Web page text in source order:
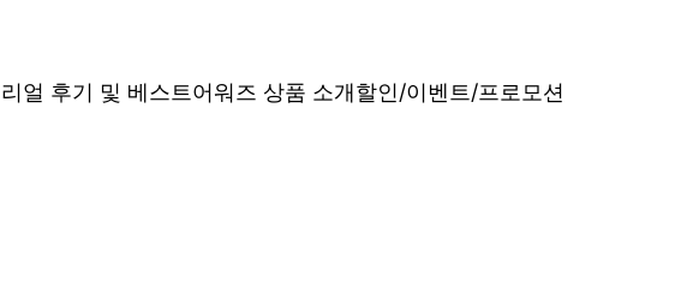
얼 후기 및 베스트어워즈 상품 소개할인/이벤트/프로모션